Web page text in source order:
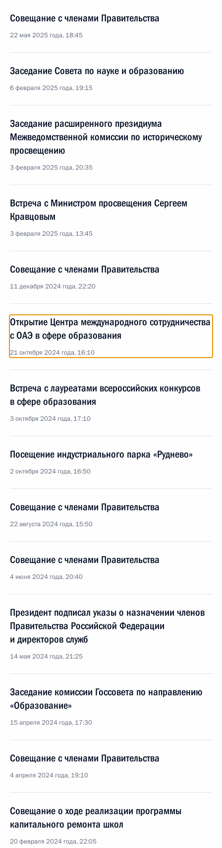
Совещание с членами Правительства
22 мая 2025 года, 18:45
Заседание Совета по науке и образованию
6 февраля 2025 года, 19:15
Заседание расширенного президиума
Межведомственной комиссии по историческому
просвещению
3 февраля 2025 года, 20:35
Встреча с Министром просвещения Сергеем
Кравцовым
3 февраля 2025 года, 13:45
Совещание с членами Правительства
11 декабря 2024 года, 22:20
Открытие Центра международного сотрудничества
с ОАЭ в сфере образования
21 октября 2024 года, 16:10
Встреча с лауреатами всероссийских конкурсов
в сфере образования
3 октября 2024 года, 17:10
Посещение индустриального парка «Руднево»
2 октября 2024 года, 16:50
Совещание с членами Правительства
22 августа 2024 года, 15:50
Совещание с членами Правительства
4 июня 2024 года, 20:40
Президент подписал указы о назначении членов
Правительства Российской Федерации
и директоров служб
14 мая 2024 года, 21:25
Заседание комиссии Госсовета по направлению
«Образование»
15 апреля 2024 года, 17:30
Совещание с членами Правительства
4 апреля 2024 года, 19:10
Совещание о ходе реализации программы
капитального ремонта школ
20 февраля 2024 года, 22:05